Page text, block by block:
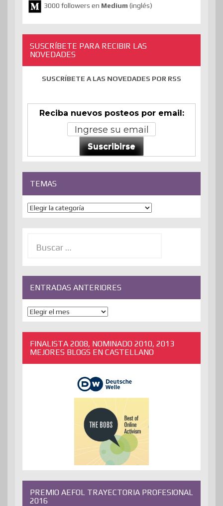
3000 followers en Medium (inglés)
SUSCRÍBETE PARA RECIBIR LAS
NOVEDADES
SUSCRÍBETE A LAS NOVEDADES POR RSS
Reciba nuevos posteos por email:
Suscribirse
TEMAS
Temas
ENTRADAS ANTERIORES
ENTRADAS
ANTERIORES
FINALISTA 2008, NOMINADO 2010, 2013
MEJORES BLOGS EN CASTELLANO
PREMIO AEFOL TRAYECTORIA PROFESIONAL
2016